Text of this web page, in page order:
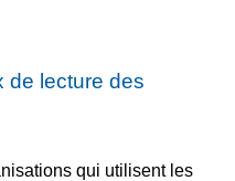
de lecture des
qui utilisent les